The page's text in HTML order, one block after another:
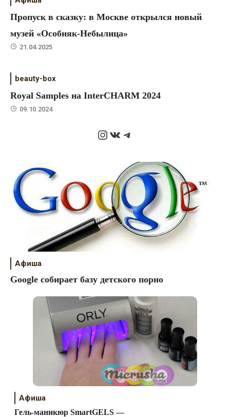
Пропуск в сказку: в Москве открылся новый
музей «Особняк-Небылица»
21.04.2025
beauty-box
Royal Samples на InterCHARM 2024
09.10.2024
Instagram
ВКонтакте
Telegram
Афиша
Google собирает базу детского порно
Афиша
Гель-маникюр SmartGELS —